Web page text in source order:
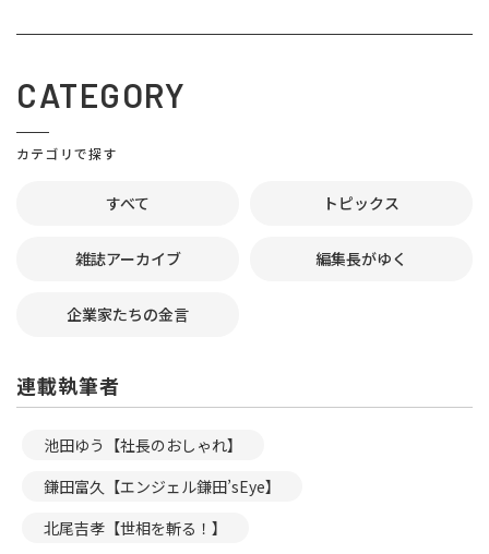
CATEGORY
カテゴリで探す
すべて トピックス
雑誌アーカイブ 編集長がゆく
企業家たちの金言
連載執筆者
池田ゆう【社長のおしゃれ】
鎌田富久【エンジェル鎌田’sEye】
北尾吉孝【世相を斬る！】